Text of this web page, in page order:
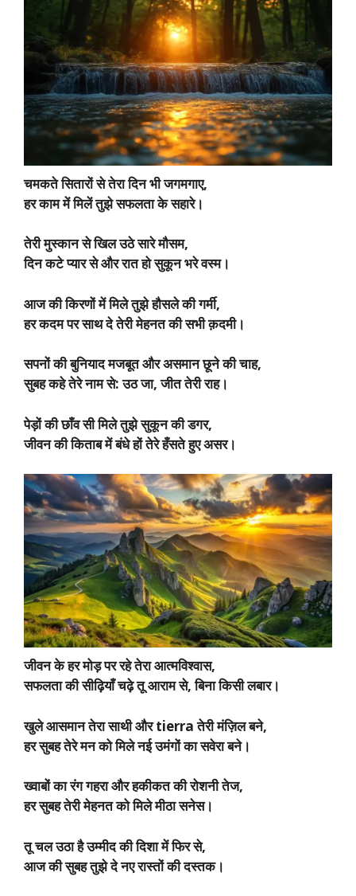
चमकते सितारों से तेरा दिन भी जगमगाए,
हर काम में मिलें तुझे सफलता के सहारे।
तेरी मुस्कान से खिल उठे सारे मौसम,
दिन कटे प्यार से और रात हो सुकून भरे वस्म।
आज की किरणों में मिले तुझे हौसले की गर्मी,
हर कदम पर साथ दे तेरी मेहनत की सभी क़दमी।
सपनों की बुनियाद मजबूत और असमान छूने की चाह,
सुबह कहे तेरे नाम से: उठ जा, जीत तेरी राह।
पेड़ों की छाँव सी मिले तुझे सुकून की डगर,
जीवन की किताब में बंधे हों तेरे हँसते हुए असर।
जीवन के हर मोड़ पर रहे तेरा आत्मविश्वास,
सफलता की सीढ़ियाँ चढ़े तू आराम से, बिना किसी लबार।
खुले आसमान तेरा साथी और tierra तेरी मंज़िल बने,
हर सुबह तेरे मन को मिले नई उमंगों का सवेरा बने।
ख्वाबों का रंग गहरा और हकीकत की रोशनी तेज,
हर सुबह तेरी मेहनत को मिले मीठा सनेस।
तू चल उठा है उम्मीद की दिशा में फिर से,
आज की सुबह तुझे दे नए रास्तों की दस्तक।